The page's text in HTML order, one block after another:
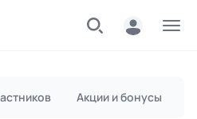
Акции и бонусы